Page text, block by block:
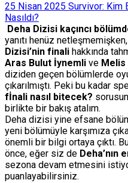
25 Nisan 2025 Survivor: Kim
Nasıldı?
Deha Dizisi kaçıncı
yanıtı henüz
Dizisi’nin finali hakkında
Aras Bulut İynemli ve Melis
diziden geçen bölümlerde
çıkarılmıştı. Peki bu kadar
fİnali nasıl bitecek?
birlikte bir bakış atalım.
Deha dizisi yine efsane
yeni bölümüyle karşımıza
önemli bir bilgi ortaya çıktı.
önce, eğer siz de Deha’nın
sezona devam etmesini
puanlayabilirsiniz.